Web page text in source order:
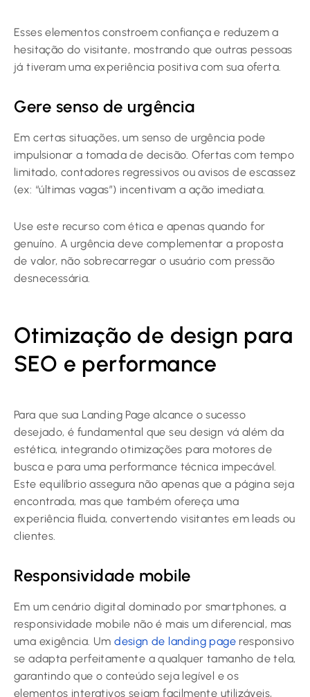
Esses elementos constroem confiança e reduzem a
hesitação do visitante, mostrando que outras pessoas
já tiveram uma experiência positiva com sua oferta.
Gere senso de urgência
Em certas situações, um senso de urgência pode
impulsionar a tomada de decisão. Ofertas com tempo
limitado, contadores regressivos ou avisos de escassez
(ex: “últimas vagas”) incentivam a ação imediata.
Use este recurso com ética e apenas quando for
genuíno. A urgência deve complementar a proposta
de valor, não sobrecarregar o usuário com pressão
desnecessária.
Otimização de design para
SEO e performance
Para que sua Landing Page alcance o sucesso
desejado, é fundamental que seu design vá além da
estética, integrando otimizações para motores de
busca e para uma performance técnica impecável.
Este equilíbrio assegura não apenas que a página seja
encontrada, mas que também ofereça uma
experiência fluida, convertendo visitantes em leads ou
clientes.
Responsividade mobile
Em um cenário digital dominado por smartphones, a
responsividade mobile não é mais um diferencial, mas
uma exigência. Umdesign de landing page responsivo
se adapta perfeitamente a qualquer tamanho de tela,
garantindo que o conteúdo seja legível e os
elementos interativos sejam facilmente utilizáveis,